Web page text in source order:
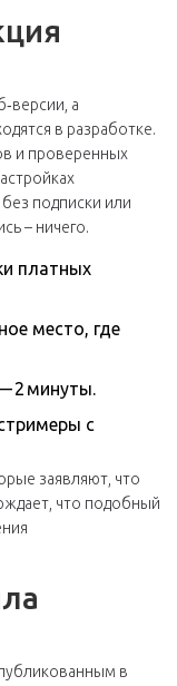
а
в разработке.
и проверенных
подписки или
– ничего.
платных
место, где
2 минуты.
с
заявляют, что
что подобный
в